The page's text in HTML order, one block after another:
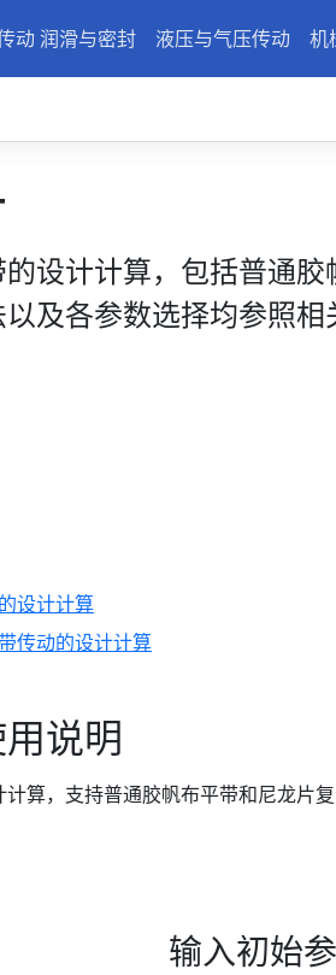
动 润滑与密封 液压与气压传动 机
设计计算，包括普通
及各参数选择均参照
设计计算
传动的设计计算
说明
算，支持普通胶帆布平带和尼龙片复
输入初始